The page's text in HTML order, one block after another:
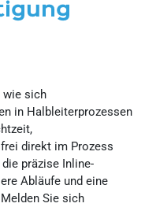
wie sich
in Halbleiterprozessen
direkt im Prozess
präzise Inline-
Abläufe und eine
Sie sich